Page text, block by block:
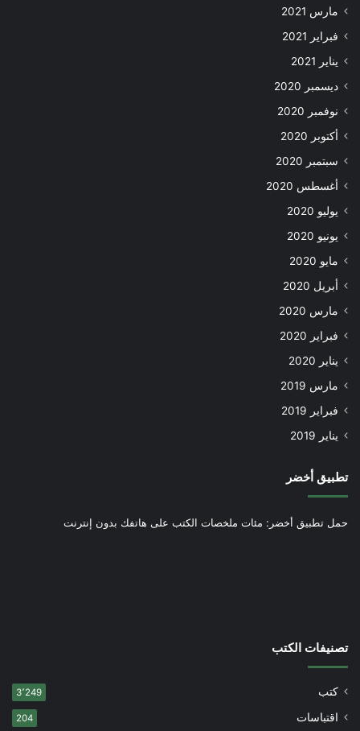
مارس 2021
فبراير 2021
يناير 2021
ديسمبر 2020
نوفمبر 2020
أكتوبر 2020
سبتمبر 2020
أغسطس 2020
يوليو 2020
يونيو 2020
مايو 2020
أبريل 2020
مارس 2020
فبراير 2020
يناير 2020
مارس 2019
فبراير 2019
يناير 2019
تطبيق أخضر
حمل تطبيق أخضر: مئات ملخصات الكتب على هاتفك بدون إنترنت
تصنيفات الكتب
كتب 3٬249
اقتباسات 204